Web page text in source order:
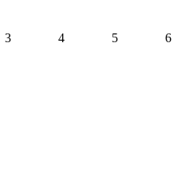
3 4 5 6